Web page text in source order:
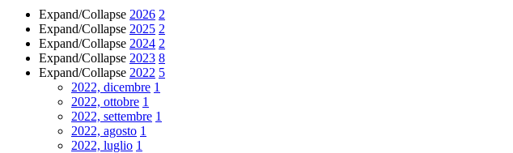
Expand/Collapse 2026 2
Expand/Collapse 2025 2
Expand/Collapse 2024 2
Expand/Collapse 2023 8
Expand/Collapse 2022 5
2022, dicembre 1
2022, ottobre 1
2022, settembre 1
2022, agosto 1
2022, luglio 1